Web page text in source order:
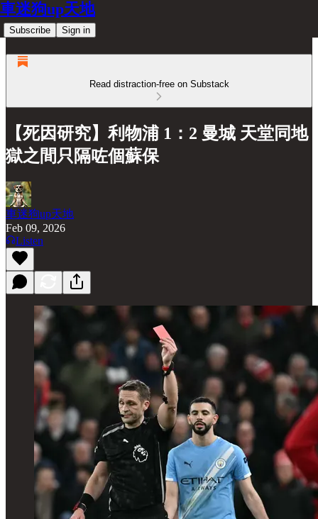
車迷狗up天地
Subscribe Sign in
Read distraction-free on Substack
【死因研究】利物浦 1：2 曼城 天堂同地
獄之間只隔咗個蘇保
車迷狗up天地
Feb 09, 2026
Listen